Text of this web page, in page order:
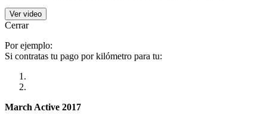
Ver video
Cerrar
Por ejemplo:
Si contratas tu pago por kilómetro para tu:
March Active 2017